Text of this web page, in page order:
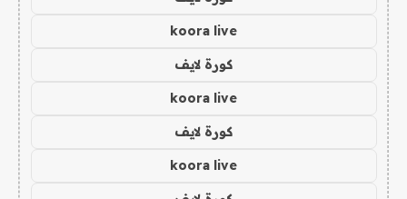
koora live
كورة لايف
koora live
كورة لايف
koora live